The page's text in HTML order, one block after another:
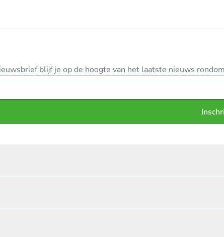
blijf je op de hoogte van het laatste nieuws